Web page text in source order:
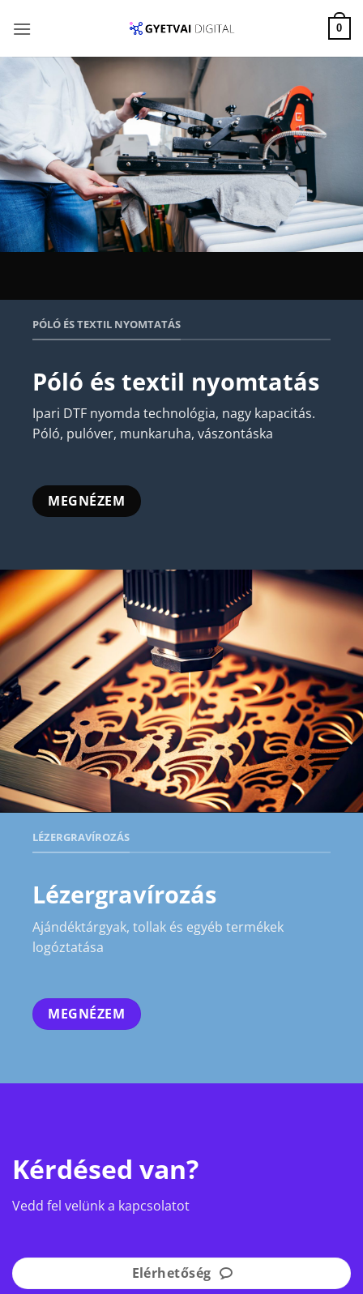
0
PÓLÓ ÉS TEXTIL NYOMTATÁS
Póló és textil nyomtatás
Ipari DTF nyomda technológia, nagy kapacitás.
Póló, pulóver, munkaruha, vászontáska
MEGNÉZEM
LÉZERGRAVÍROZÁS
Lézergravírozás
Ajándéktárgyak, tollak és egyéb termékek
logóztatása
MEGNÉZEM
Kérdésed van?
Vedd fel velünk a kapcsolatot
Elérhetőség